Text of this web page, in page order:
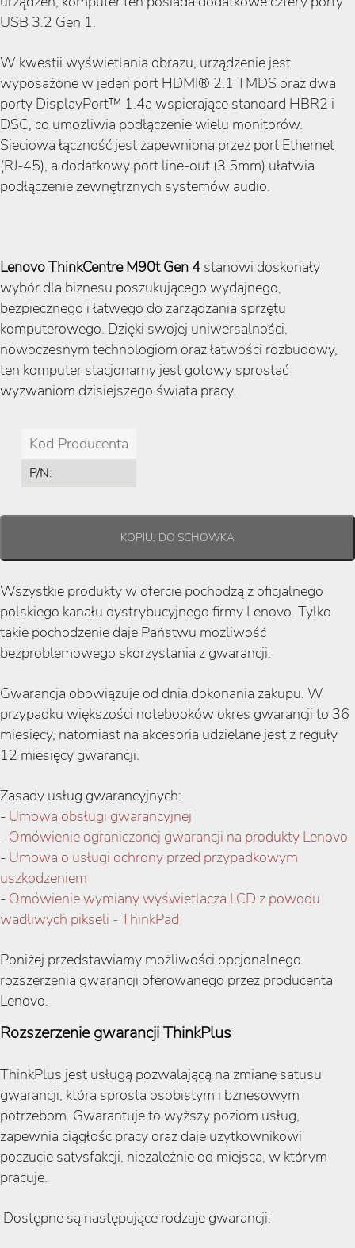
USB 3.2 Gen 1.
W kwestii wyświetlania obrazu, urządzenie jest
wyposażone w jeden port HDMI® 2.1 TMDS oraz dwa
porty DisplayPort™ 1.4a wspierające standard HBR2 i
DSC, co umożliwia podłączenie wielu monitorów.
Sieciowa łączność jest zapewniona przez port Ethernet
(RJ-45), a dodatkowy port line-out (3.5mm) ułatwia
podłączenie zewnętrznych systemów audio.
Lenovo ThinkCentre M90t Gen 4 stanowi doskonały
wybór dla biznesu poszukującego wydajnego,
bezpiecznego i łatwego do zarządzania sprzętu
komputerowego. Dzięki swojej uniwersalności,
nowoczesnym technologiom oraz łatwości rozbudowy,
ten komputer stacjonarny jest gotowy sprostać
wyzwaniom dzisiejszego świata pracy.
Kod Producenta
P/N:
Wszystkie produkty w ofercie pochodzą z oficjalnego
polskiego kanału dystrybucyjnego firmy Lenovo. Tylko
takie pochodzenie daje Państwu możliwość
bezproblemowego skorzystania z gwarancji.
Gwarancja obowiązuje od dnia dokonania zakupu. W
przypadku większości notebooków okres gwarancji to 36
miesięcy, natomiast na akcesoria udzielane jest z reguły
12 miesięcy gwarancji.
Zasady usług gwarancyjnych:
- Umowa obsługi gwarancyjnej
- Omówienie ograniczonej gwarancji na produkty Lenovo
- Umowa o usługi ochrony przed przypadkowym
uszkodzeniem
- Omówienie wymiany wyświetlacza LCD z powodu
wadliwych pikseli - ThinkPad
Poniżej przedstawiamy możliwości opcjonalnego
rozszerzenia gwarancji oferowanego przez producenta
Lenovo.
Rozszerzenie gwarancji ThinkPlus
ThinkPlus jest usługą pozwalającą na zmianę satusu
gwarancji, która sprosta osobistym i bznesowym
potrzebom. Gwarantuje to wyższy poziom usług,
zapewnia ciągłośc pracy oraz daje użytkownikowi
poczucie satysfakcji, niezależnie od miejsca, w którym
pracuje.
Dostępne są następujące rodzaje gwarancji: